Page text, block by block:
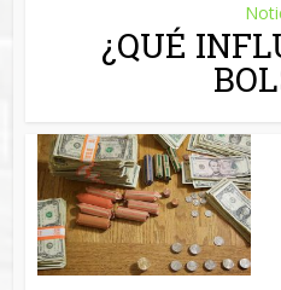
¿QUÉ
LOS